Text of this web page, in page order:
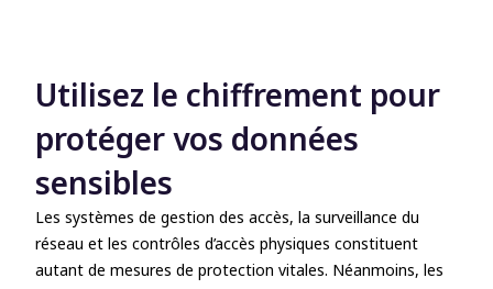
Utilisez le chiffrement pour
protéger vos données
sensibles
Les systèmes de gestion des accès, la surveillance du
réseau et les contrôles d’accès physiques constituent
autant de mesures de protection vitales. Néanmoins, les